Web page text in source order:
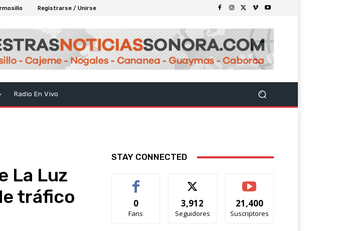
Registrarse / Unirse
Radio En Vivo
La Luz
tráfico
STAY CONNECTED
0
Fans
3,912
Seguidores
21,400
Suscriptores